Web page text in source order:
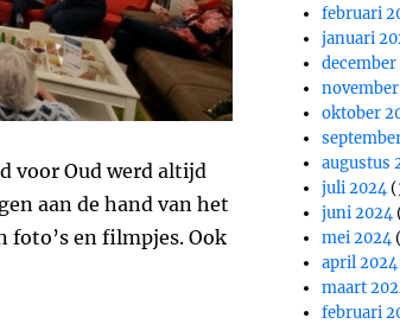
voor Oud werd altijd
aan de hand van het
foto’s en filmpjes. Ook
februari
januari
oktober
augustus
juli 2024
juni 2024
mei 2024
april 2024
maart
februari